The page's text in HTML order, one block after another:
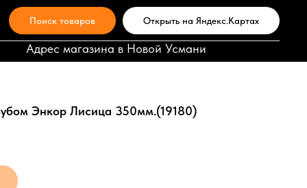
Поиск товаров Открыть на Яндекс.Картах
Адрес магазина в Новой Усмани
Энкор Лисица 350мм.(19180)